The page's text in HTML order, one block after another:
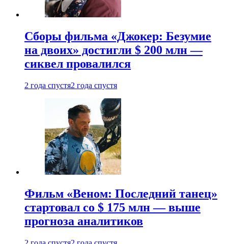
Сборы фильма «Джокер: Безумие
на двоих» достигли $ 200 млн —
сиквел провалился
2 года спустя2 года спустя
Фильм «Веном: Последний танец»
стартовал со $ 175 млн — выше
прогноза аналитиков